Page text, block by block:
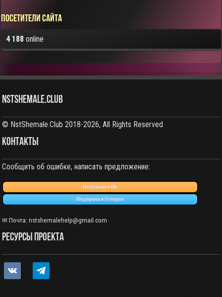
Посетители сайта
4 188 online
NstShemale.Club
© NstShemale.Club 2018-2026, All Rights Reserved
КОНТАКТЫ
Сообщить об ошибке, написать предложение:
Поддержка в ВК
Поддержка в Телеграм
✉ Почта:nstshemalehelp@gmail.com
РЕСУРСЫ ПРОЕКТА
vkontakte telegram